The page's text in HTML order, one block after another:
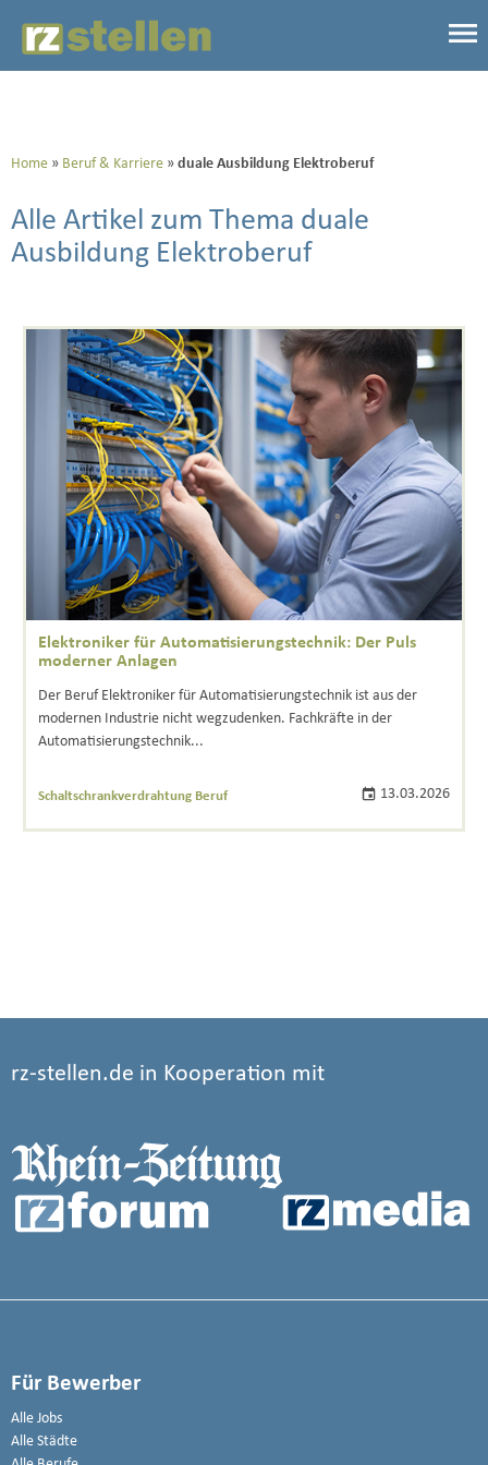
Home Beruf & Karriere duale Ausbildung Elektroberuf
Alle Artikel zum Thema duale
Ausbildung Elektroberuf
Elektroniker für Automatisierungstechnik: Der Puls
moderner Anlagen
Der Beruf Elektroniker für Automatisierungstechnik ist aus der
modernen Industrie nicht wegzudenken. Fachkräfte in der
Automatisierungstechnik...
Schaltschrankverdrahtung Beruf 13.03.2026
rz-stellen.de in Kooperation mit
Für Bewerber
Alle Jobs
Alle Städte